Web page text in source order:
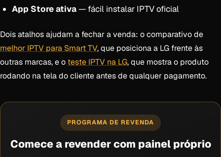
App Store ativa— fácil instalar IPTV oficial
Dois atalhos ajudam a fechar a venda: o comparativo de
melhor IPTV para Smart TV, que posiciona a LG frente às
outras marcas, e o teste IPTV na LG, que mostra o produto
rodando na tela do cliente antes de qualquer pagamento.
PROGRAMA DE REVENDA
Comece a revender com painel próprio